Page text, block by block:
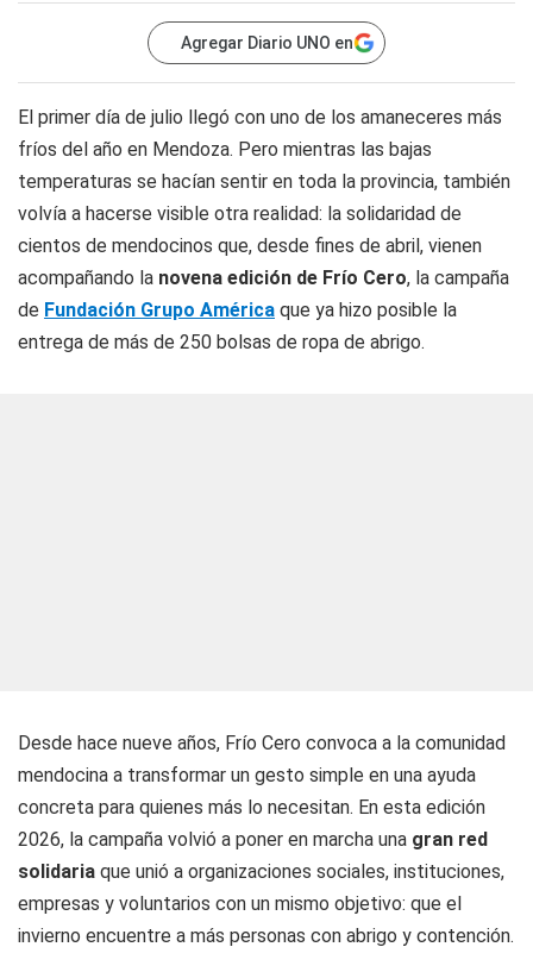
Agregar Diario UNO en
El primer día de julio llegó con uno de los amaneceres más
fríos del año en Mendoza. Pero mientras las bajas
temperaturas se hacían sentir en toda la provincia, también
volvía a hacerse visible otra realidad: la solidaridad de
cientos de mendocinos que, desde fines de abril, vienen
acompañando la novena edición de Frío Cero, la campaña
de Fundación Grupo América que ya hizo posible la
entrega de más de 250 bolsas de ropa de abrigo.
Desde hace nueve años, Frío Cero convoca a la comunidad
mendocina a transformar un gesto simple en una ayuda
concreta para quienes más lo necesitan. En esta edición
2026, la campaña volvió a poner en marcha una gran red
solidaria que unió a organizaciones sociales, instituciones,
empresas y voluntarios con un mismo objetivo: que el
invierno encuentre a más personas con abrigo y contención.